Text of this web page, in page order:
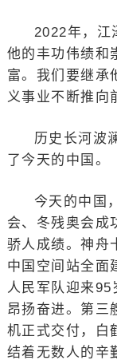
2022年，江
他的丰功伟绩和
富。我们要继承
义事业不断推向
历史长河波
了今天的中国。
今天的中国
会、冬残奥会成
骄人成绩。神舟
中国空间站全面
人民军队迎来95
昂扬奋进。第三
机正式交付，
结着无数人的辛